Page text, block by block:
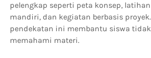
pelengkap seperti peta konsep,
mandiri, dan kegiatan berbasis
pendekatan ini membantu siswa
memahami materi.